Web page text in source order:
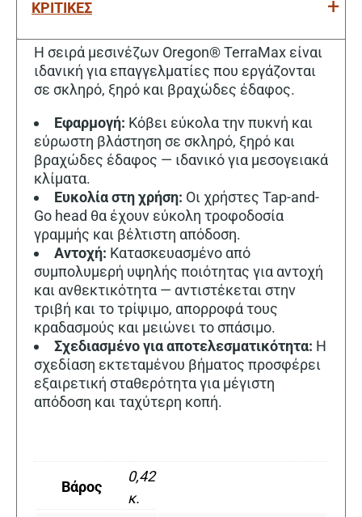
ΚΡΙΤΙΚΕΣ
Η σειρά μεσινέζων Oregon® TerraMax είναι
ιδανική για επαγγελματίες που εργάζονται
σε σκληρό, ξηρό και βραχώδες έδαφος.
Εφαρμογή: Κόβει εύκολα την πυκνή και
εύρωστη βλάστηση σε σκληρό, ξηρό και
βραχώδες έδαφος — ιδανικό για μεσογειακά
κλίματα.
Ευκολία στη χρήση: Οι χρήστες Tap-and-
Go head θα έχουν εύκολη τροφοδοσία
γραμμής και βέλτιστη απόδοση.
Αντοχή: Κατασκευασμένο από
συμπολυμερή υψηλής ποιότητας για αντοχή
και ανθεκτικότητα — αντιστέκεται στην
τριβή και το τρίψιμο, απορροφά τους
κραδασμούς και μειώνει το σπάσιμο.
Σχεδιασμένο για αποτελεσματικότητα: Η
σχεδίαση εκτεταμένου βήματος προσφέρει
εξαιρετική σταθερότητα για μέγιστη
απόδοση και ταχύτερη κοπή.
Βάρος
0,42
κ.